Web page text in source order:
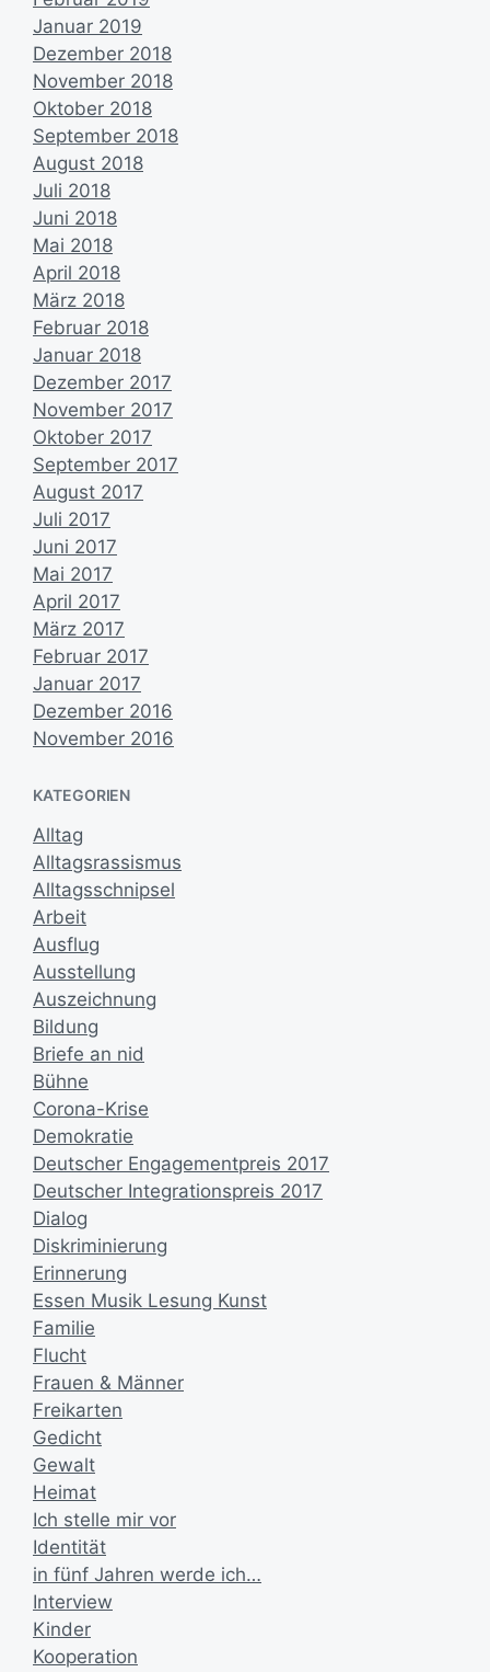
Januar 2019
Dezember 2018
November 2018
Oktober 2018
September 2018
August 2018
Juli 2018
Juni 2018
Mai 2018
April 2018
März 2018
Februar 2018
Januar 2018
Dezember 2017
November 2017
Oktober 2017
September 2017
August 2017
Juli 2017
Juni 2017
Mai 2017
April 2017
März 2017
Februar 2017
Januar 2017
Dezember 2016
November 2016
KATEGORIEN
Alltag
Alltagsrassismus
Alltagsschnipsel
Arbeit
Ausflug
Ausstellung
Auszeichnung
Bildung
Briefe an nid
Bühne
Corona-Krise
Demokratie
Deutscher Engagementpreis 2017
Deutscher Integrationspreis 2017
Dialog
Diskriminierung
Erinnerung
Essen Musik Lesung Kunst
Familie
Flucht
Frauen & Männer
Freikarten
Gedicht
Gewalt
Heimat
Ich stelle mir vor
Identität
in fünf Jahren werde ich…
Interview
Kinder
Kooperation